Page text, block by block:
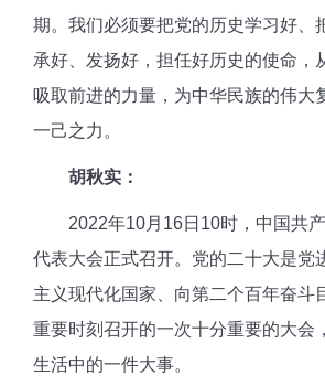
期。我们必须要把党的历史学习好、
承好、发扬好，担任好历史的使命，
吸取前进的力量，为中华民族的伟大
一己之力。
胡秋实：
2022年10月16日10时，中国共
代表大会正式召开。党的二十大是党
主义现代化国家、向第二个百年奋斗
重要时刻召开的一次十分重要的大会
生活中的一件大事。